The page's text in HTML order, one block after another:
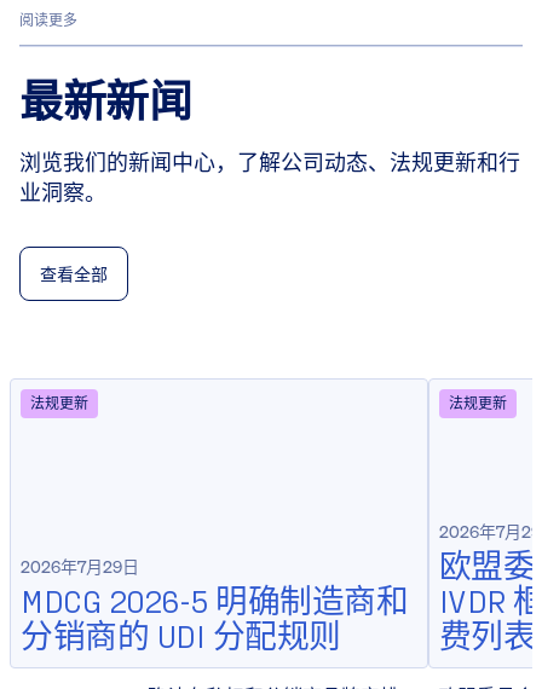
阅读更多
最新新闻
浏览我们的新闻中心，了解公司动态、法规更新和行
业洞察。
查看全部
法规更新
2026年7月29日
MDCG 2026-5 明确制造商和
分销商的 UDI 分配规则
法规更新
2026年7月
欧盟委
IVDR
费列表